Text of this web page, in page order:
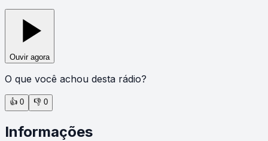
Ouvir agora
O que você achou desta rádio?
👍 0 👎 0
Informações